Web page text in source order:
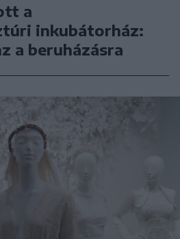
a
inkubátorház:
a beruházásra